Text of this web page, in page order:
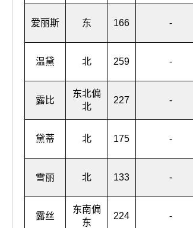
爱丽斯 东 166 -
温黛 北 259 -
露比
东北偏
北
227 -
黛蒂 北 175 -
雪丽 北 133 -
露丝
东南偏
东
224 -